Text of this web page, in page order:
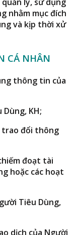
nhằm mục đích
và kịp thời xử
CÁ NHÂN
thông tin của
KH;
trao đổi thông
đoạt tài
hoặc các hoạt
Tiêu Dùng,
dịch của Người